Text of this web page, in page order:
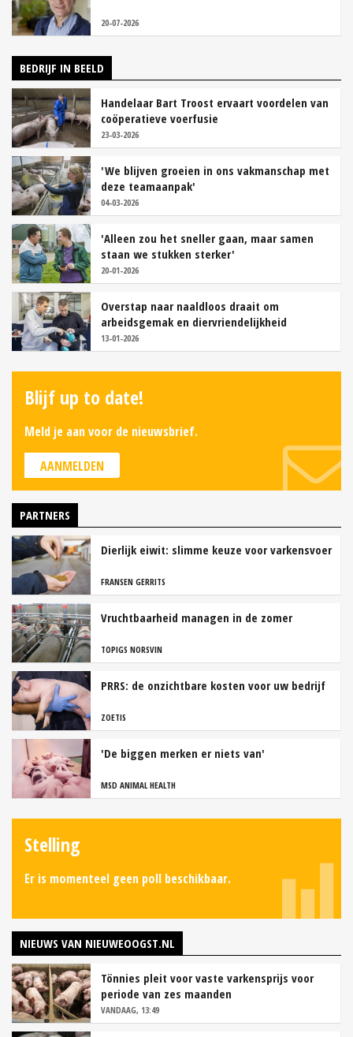
20-07-2026
BEDRIJF IN BEELD
Handelaar Bart Troost ervaart voordelen van
coöperatieve voerfusie
23-03-2026
'We blijven groeien in ons vakmanschap met
deze teamaanpak'
04-03-2026
'Alleen zou het sneller gaan, maar samen
staan we stukken sterker'
20-01-2026
Overstap naar naaldloos draait om
arbeidsgemak en diervriendelijkheid
13-01-2026
Blijf up to date!
Meld je aan voor de nieuwsbrief.
AANMELDEN
PARTNERS
Dierlijk eiwit: slimme keuze voor varkensvoer
FRANSEN GERRITS
Vruchtbaarheid managen in de zomer
TOPIGS NORSVIN
PRRS: de onzichtbare kosten voor uw bedrijf
ZOETIS
'De biggen merken er niets van'
MSD ANIMAL HEALTH
Stelling
Er is momenteel geen poll beschikbaar.
NIEUWS VAN NIEUWEOOGST.NL
Tönnies pleit voor vaste varkensprijs voor
periode van zes maanden
VANDAAG, 13:49